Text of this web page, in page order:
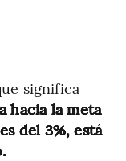
significa
hacia la meta
del 3%, está